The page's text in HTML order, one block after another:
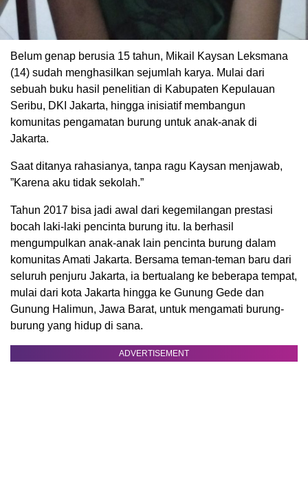
Belum genap berusia 15 tahun, Mikail Kaysan Leksmana
(14) sudah menghasilkan sejumlah karya. Mulai dari
sebuah buku hasil penelitian di Kabupaten Kepulauan
Seribu, DKI Jakarta, hingga inisiatif membangun
komunitas pengamatan burung untuk anak-anak di
Jakarta.
Saat ditanya rahasianya, tanpa ragu Kaysan menjawab,
”Karena aku tidak sekolah.”
Tahun 2017 bisa jadi awal dari kegemilangan prestasi
bocah laki-laki pencinta burung itu. Ia berhasil
mengumpulkan anak-anak lain pencinta burung dalam
komunitas Amati Jakarta. Bersama teman-teman baru dari
seluruh penjuru Jakarta, ia bertualang ke beberapa tempat,
mulai dari kota Jakarta hingga ke Gunung Gede dan
Gunung Halimun, Jawa Barat, untuk mengamati burung-
burung yang hidup di sana.
ADVERTISEMENT